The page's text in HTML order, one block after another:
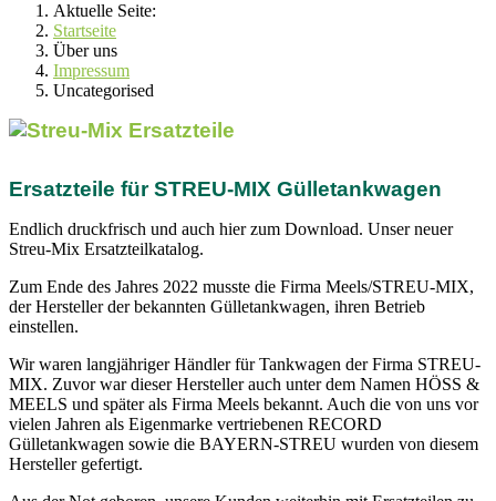
Aktuelle Seite:
Startseite
Über uns
Impressum
Uncategorised
Ersatzteile für STREU-MIX Gülletankwagen
Endlich druckfrisch und auch hier zum Download. Unser neuer
Streu-Mix Ersatzteilkatalog.
Zum Ende des Jahres 2022 musste die Firma Meels/STREU-MIX,
der Hersteller der bekannten Gülletankwagen, ihren Betrieb
einstellen.
Wir waren langjähriger Händler für Tankwagen der Firma STREU-
MIX. Zuvor war dieser Hersteller auch unter dem Namen HÖSS &
MEELS und später als Firma Meels bekannt. Auch die von uns vor
vielen Jahren als Eigenmarke vertriebenen RECORD
Gülletankwagen sowie die BAYERN-STREU wurden von diesem
Hersteller gefertigt.